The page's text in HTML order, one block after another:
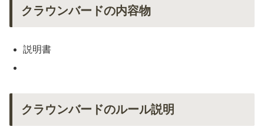
クラウンバードの内容物
説明書
クラウンバードのルール説明